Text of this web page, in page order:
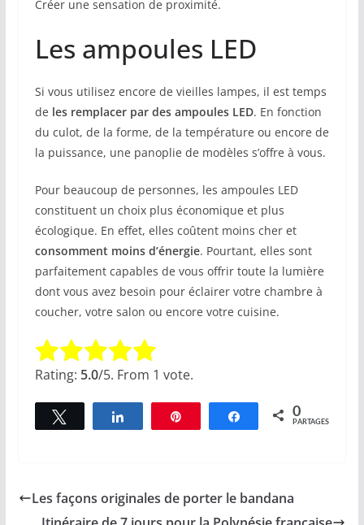
Créer une sensation de proximité.
Les ampoules LED
Si vous utilisez encore de vieilles lampes, il est temps
de les remplacer par des ampoules LED. En fonction
du culot, de la forme, de la température ou encore de
la puissance, une panoplie de modèles s’offre à vous.
Pour beaucoup de personnes, les ampoules LED
constituent un choix plus économique et plus
écologique. En effet, elles coûtent moins cher et
consomment moins d’énergie. Pourtant, elles sont
parfaitement capables de vous offrir toute la lumière
dont vous avez besoin pour éclairer votre chambre à
coucher, votre salon ou encore votre cuisine.
Rate this item:
Rating: 5.0/5. From 1 vote.
Tweetez Partagez Épingle Partagez0
PARTAGES
Les façons originales de porter le bandana